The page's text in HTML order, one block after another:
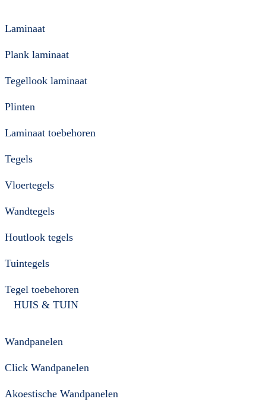
Laminaat
Plank laminaat
Tegellook laminaat
Plinten
Laminaat toebehoren
Tegels
Vloertegels
Wandtegels
Houtlook tegels
Tuintegels
Tegel toebehoren
HUIS & TUIN
Wandpanelen
Click Wandpanelen
Akoestische Wandpanelen